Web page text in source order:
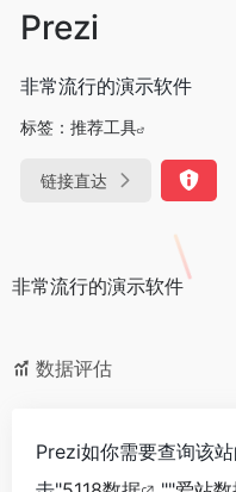
Prezi
非常流行的演示软件
标签： 推荐工具
链接直达
非常流行的演示软件
数据评估
Prezi如你需要查询该